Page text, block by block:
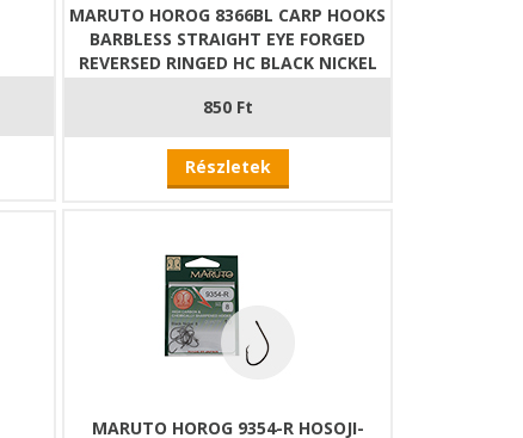
MARUTO HOROG 8366BL CARP HOOKS
BARBLESS STRAIGHT EYE FORGED
REVERSED RINGED HC BLACK NICKEL
850 Ft
Részletek
MARUTO HOROG 9354-R HOSOJI-